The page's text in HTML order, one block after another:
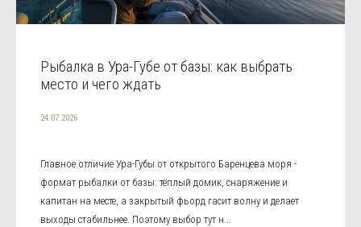
Рыбалка в Ура-Губе от базы: как выбрать
место и чего ждать
24.07.2026
Главное отличие Ура-Губы от открытого Баренцева моря -
формат рыбалки от базы: тёплый домик, снаряжение и
капитан на месте, а закрытый фьорд гасит волну и делает
выходы стабильнее. Поэтому выбор тут н...